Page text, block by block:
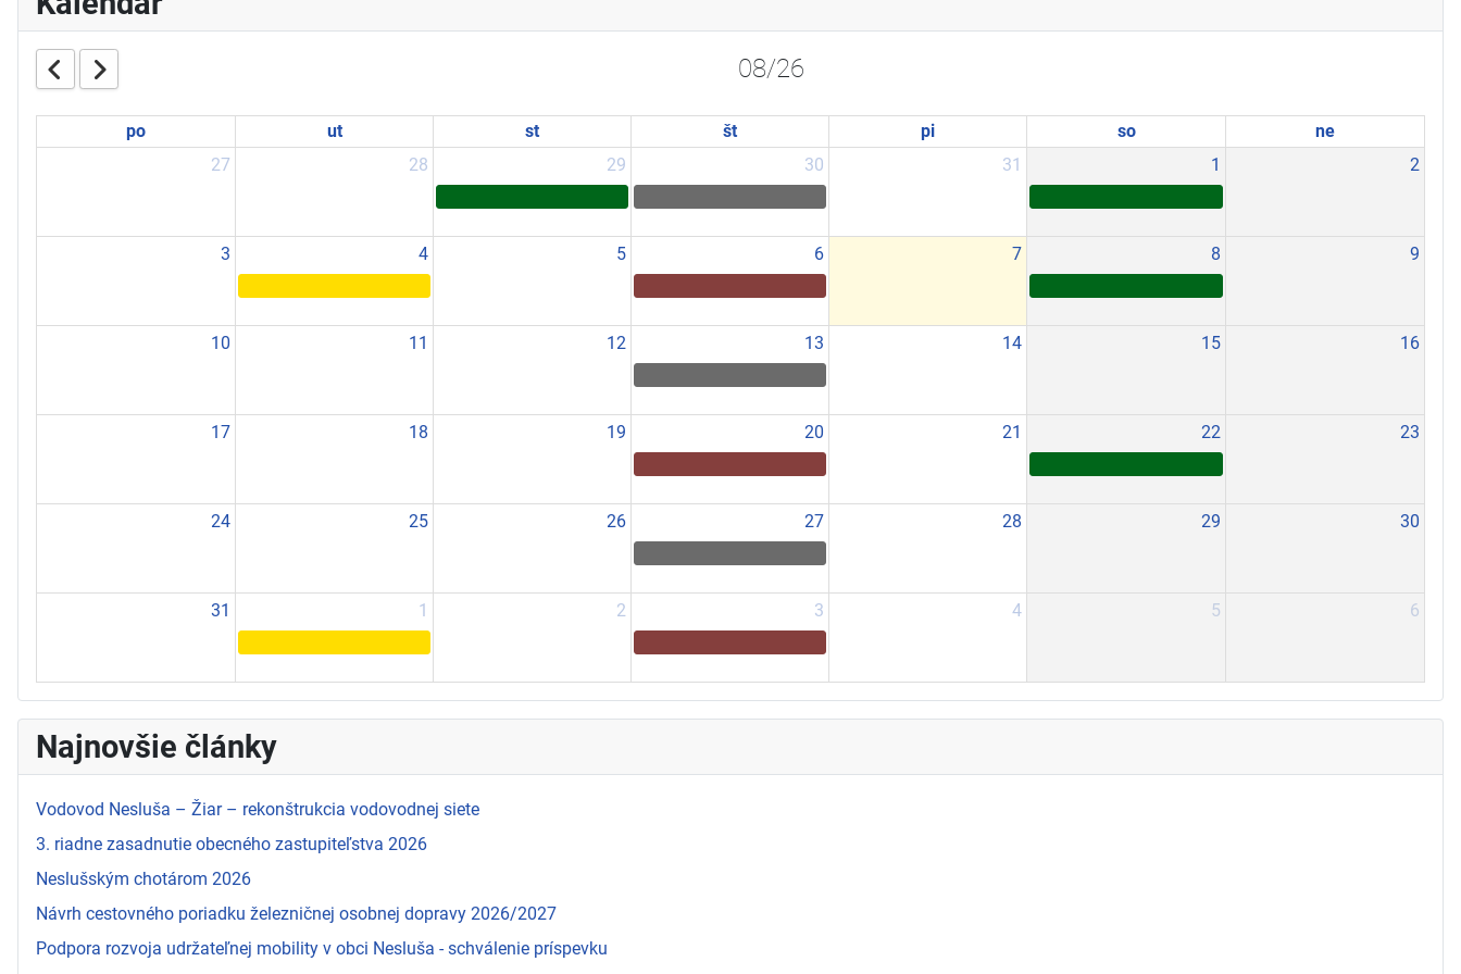
08/26
po ut st št pi so
ne
27
28 29 30 31 1 2
3 4 5 6 7 8 9
10 11 12 13 14 15 16
17 18 19 20 21 22 23
24 25 26 27 28 29 30
31 1 2 3 4 5 6
Najnovšie články
Vodovod Nesluša – Žiar – rekonštrukcia vodovodnej siete
3. riadne zasadnutie obecného zastupiteľstva 2026
Neslušským chotárom 2026
Návrh cestovného poriadku železničnej osobnej dopravy 2026/2027
Podpora rozvoja udržateľnej mobility v obci Nesluša - schválenie príspevku